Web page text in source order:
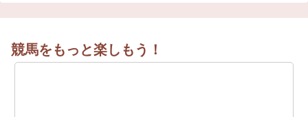
競馬をもっと楽しもう！